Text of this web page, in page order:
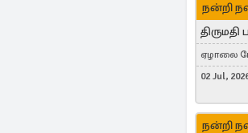
நன்றி
திருமதி
ஏழாலை
தங்காலை,
02 Jul,
நன்றி